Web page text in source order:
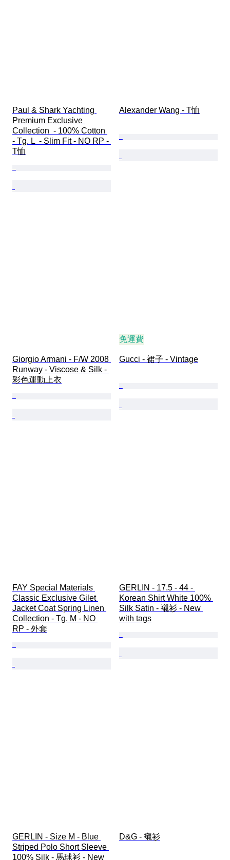
Paul & Shark Yachting
Premium Exclusive
Collection  - 100% Cotton
- Tg. L  - Slim Fit - NO RP -
T恤
Alexander Wang - T恤
Giorgio Armani - F/W 2008
Runway - Viscose & Silk -
彩色運動上衣
免運費
Gucci - 裙子 - Vintage
FAY Special Materials
Classic Exclusive Gilet
Jacket Coat Spring Linen
Collection - Tg. M - NO
RP - 外套
GERLIN - 17.5 - 44 -
Korean Shirt White 100%
Silk Satin - 襯衫 - New
with tags
GERLIN - Size M - Blue
Striped Polo Short Sleeve
100% Silk - 馬球衫 - New
D&G - 襯衫